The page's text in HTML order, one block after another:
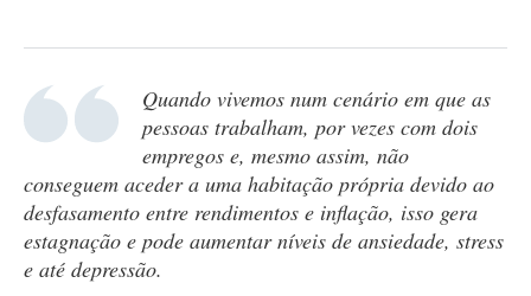
Quando vivemos num cenário em que as
pessoas trabalham, por vezes com dois
empregos e, mesmo assim, não
conseguem aceder a uma habitação própria devido ao
desfasamento entre rendimentos e inflação, isso gera
estagnação e pode aumentar níveis de ansiedade, stress
e até depressão.